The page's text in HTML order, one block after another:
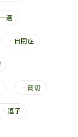
選
・ 自閉症
・ 貸切
・ 逗子